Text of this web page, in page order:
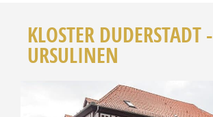
KLOSTER DUDERSTADT -
URSULINEN